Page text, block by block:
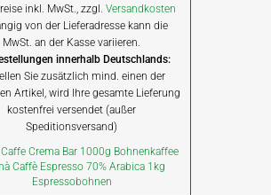
inkl. MwSt., zzgl.Versandkosten
von der Lieferadresse kann die
MwSt. an der Kasse variieren.
innerhalb Deutschlands:
Sie zusätzlich mind. einen der
Artikel, wird Ihre gesamte Lieferung
kostenfrei versendet (außer
Speditionsversand)
Crema Bar 1000g Bohnenkaffee
Caffè Espresso 70% Arabica 1kg
Espressobohnen